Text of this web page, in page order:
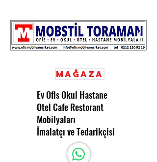
Mağaza
Ev Ofis Okul Hastane
Otel Cafe Restorant
Mobilyaları
İmalatçı ve Tedarikçisi